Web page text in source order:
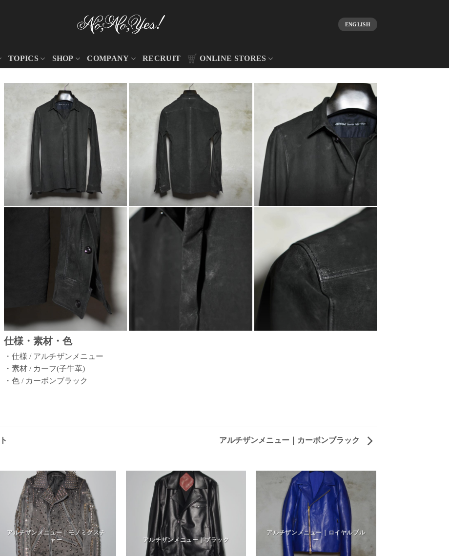
ENGLISH
TOPICS SHOP COMPANY RECRUIT ONLINE STORES
仕様・素材・色
・仕様 / アルチザンメニュー
・素材 / カーフ(子牛革)
・色 / カーボンブラック
アルチザンメニュー｜カーボンブラック
アルチザンメニュー｜モノミクスチ
ャー
アルチザンメニュー｜ブラック
アルチザンメニュー｜ロイヤルブル
ー